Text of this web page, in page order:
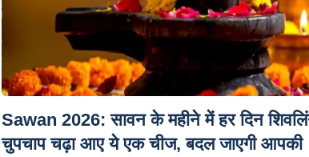
Sawan 2026: सावन के महीने में हर दिन
चुपचाप चढ़ा आए ये एक चीज, बदल जाएगी आपकी